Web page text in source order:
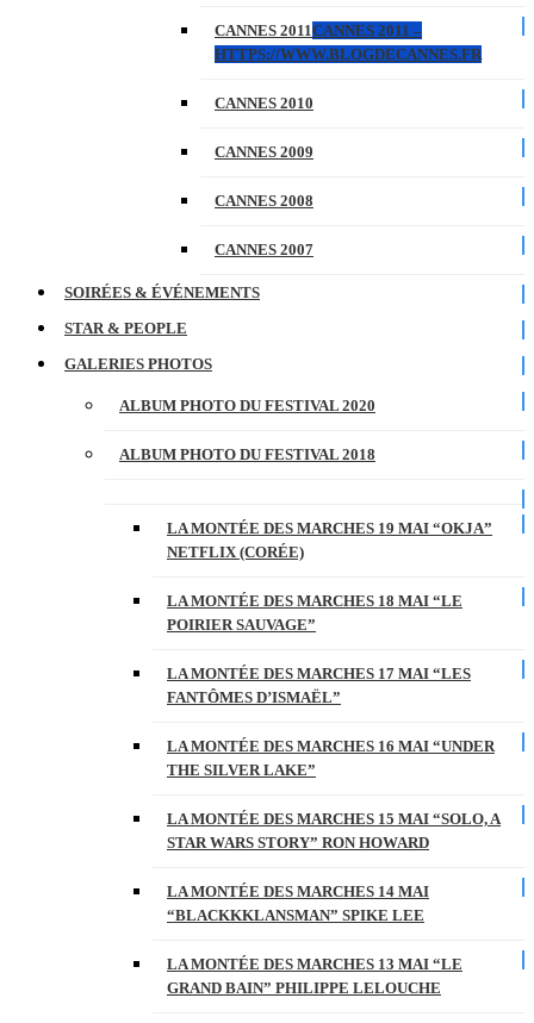
CANNES 2011CANNES 2011 –
HTTPS://WWW.BLOGDECANNES.FR
CANNES 2010
CANNES 2009
CANNES 2008
CANNES 2007
SOIRÉES & ÉVÉNEMENTS
STAR & PEOPLE
GALERIES PHOTOS
ALBUM PHOTO DU FESTIVAL 2020
ALBUM PHOTO DU FESTIVAL 2018
LA MONTÉE DES MARCHES 19 MAI “OKJA”
NETFLIX (CORÉE)
LA MONTÉE DES MARCHES 18 MAI “LE
POIRIER SAUVAGE”
LA MONTÉE DES MARCHES 17 MAI “LES
FANTÔMES D’ISMAËL”
LA MONTÉE DES MARCHES 16 MAI “UNDER
THE SILVER LAKE”
LA MONTÉE DES MARCHES 15 MAI “SOLO, A
STAR WARS STORY” RON HOWARD
LA MONTÉE DES MARCHES 14 MAI
“BLACKKKLANSMAN” SPIKE LEE
LA MONTÉE DES MARCHES 13 MAI “LE
GRAND BAIN” PHILIPPE LELOUCHE